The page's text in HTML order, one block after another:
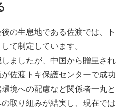
の生息地である佐渡では、ト
て制定しています。
ましたが、中国から贈呈され
佐渡トキ保護センターで成功
境への配慮など関係者一丸と
取り組みが結実し、現在では